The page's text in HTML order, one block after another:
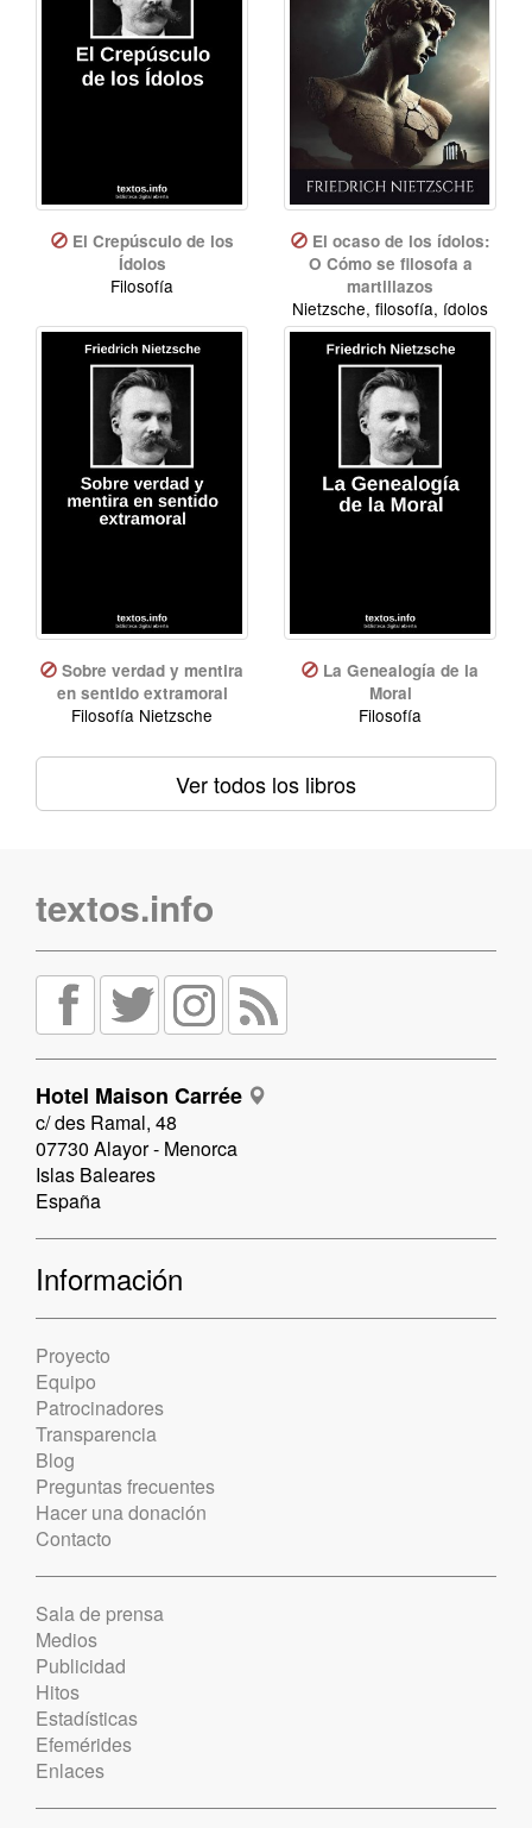
El Crepúsculo de los
Ídolos
Filosofía
El ocaso de los ídolos:
O Cómo se filosofa a
martillazos
Nietzsche, filosofía, ídolos
Sobre verdad y mentira
en sentido extramoral
Filosofía Nietzsche
La Genealogía de la
Moral
Filosofía
Ver todos los libros
textos.info
Hotel Maison Carrée
c/ des Ramal, 48
07730 Alayor - Menorca
Islas Baleares
España
Información
Proyecto
Equipo
Patrocinadores
Transparencia
Blog
Preguntas frecuentes
Hacer una donación
Contacto
Sala de prensa
Medios
Publicidad
Hitos
Estadísticas
Efemérides
Enlaces